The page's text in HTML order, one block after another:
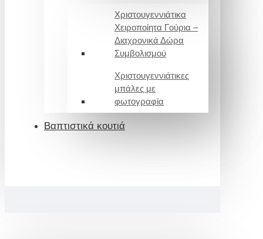
Χριστουγεννιάτικα
Χειροποίητα Γούρια –
Διαχρονικά Δώρα
Συμβολισμού
Χριστουγεννιάτικες
μπάλες με
φωτογραφία
Βαπτιστικά κουτιά